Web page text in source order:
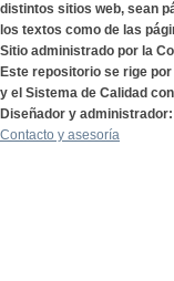
distintos sitios web, sean
los textos como de las
Sitio administrado por la
Este repositorio se rige
y el Sistema de Calidad
Diseñador y
Contacto y asesoría